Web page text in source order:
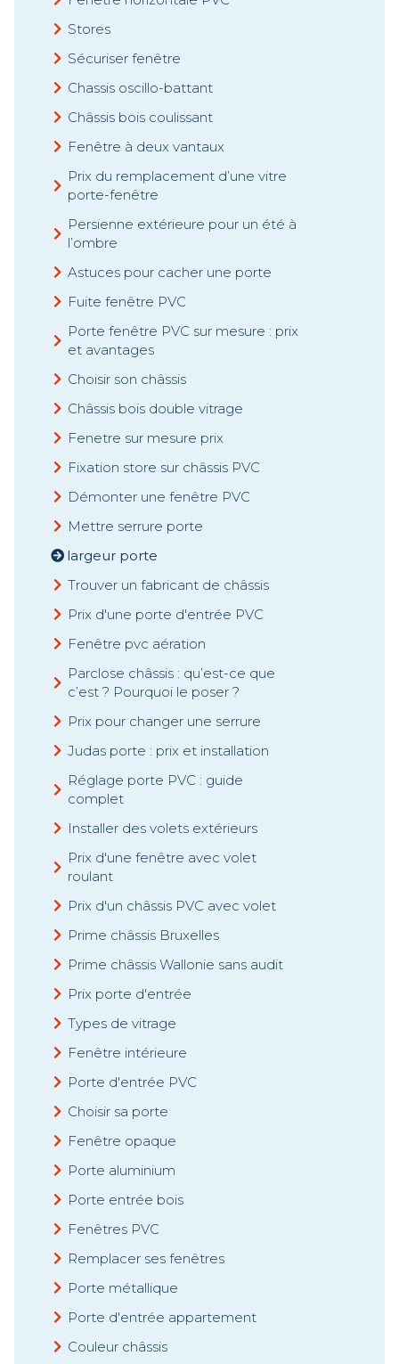
Stores
Sécuriser fenêtre
Chassis oscillo-battant
Châssis bois coulissant
Fenêtre à deux vantaux
Prix du remplacement d’une vitre
porte-fenêtre
Persienne extérieure pour un été à
l’ombre
Astuces pour cacher une porte
Fuite fenêtre PVC
Porte fenêtre PVC sur mesure : prix
et avantages
Choisir son châssis
Châssis bois double vitrage
Fenetre sur mesure prix
Fixation store sur châssis PVC
Démonter une fenêtre PVC
Mettre serrure porte
largeur porte
Trouver un fabricant de châssis
Prix d'une porte d'entrée PVC
Fenêtre pvc aération
Parclose châssis : qu’est-ce que
c’est ? Pourquoi le poser ?
Prix pour changer une serrure
Judas porte : prix et installation
Réglage porte PVC : guide
complet
Installer des volets extérieurs
Prix d'une fenêtre avec volet
roulant
Prix d'un châssis PVC avec volet
Prime châssis Bruxelles
Prime châssis Wallonie sans audit
Prix porte d'entrée
Types de vitrage
Fenêtre intérieure
Porte d'entrée PVC
Choisir sa porte
Fenêtre opaque
Porte aluminium
Porte entrée bois
Fenêtres PVC
Remplacer ses fenêtres
Porte métallique
Porte d'entrée appartement
Couleur châssis